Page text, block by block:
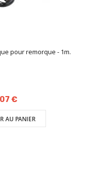
pour remorque - 1m.
€
AU PANIER